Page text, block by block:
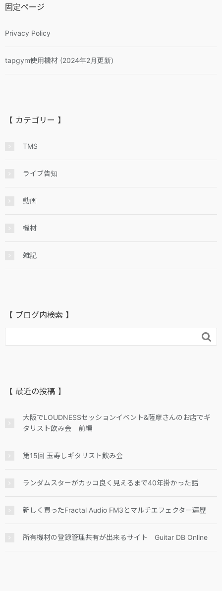
固定ページ
Privacy Policy
tapgym使用機材 (2024年2月更新)
【 カテゴリー 】
TMS
ライブ告知
動画
機材
雑記
【 ブログ内検索 】

【 最近の投稿 】
大阪でLOUDNESSセッションイベント&薩摩さんのお店でギ
タリスト飲み会 前編
第15回 玉寿しギタリスト飲み会
ランダムスターがカッコ良く見えるまで40年掛かった話
新しく買ったFractal Audio FM3とマルチエフェクター遍歴
所有機材の登録管理共有が出来るサイト Guitar DB Online